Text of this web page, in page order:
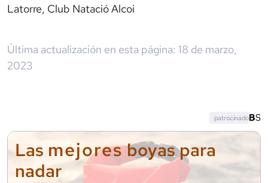
Latorre, Club Natació Alcoi
Última actualización en esta página: 18 de marzo,
2023
Las mejoresboyas para
nadar
patrocinado